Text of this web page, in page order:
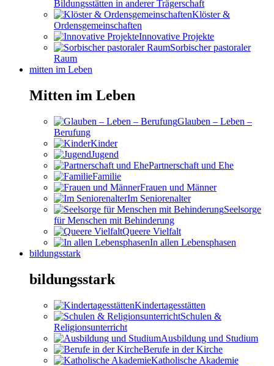
Bildungsstätten in anderer Trägerschaft
Klöster &
Ordensgemeinschaften
Innovative Projekte
Sorbischer pastoraler
Raum
mitten im Leben
Mitten im Leben
Glauben – Leben –
Berufung
Kinder
Jugend
Partnerschaft und Ehe
Familie
Frauen und Männer
Im Seniorenalter
Seelsorge
für Menschen mit Behinderung
Queere Vielfalt
In allen Lebensphasen
bildungsstark
bildungsstark
Kindertagesstätten
Schulen &
Religionsunterricht
Ausbildung und Studium
Berufe in der Kirche
Katholische Akademie